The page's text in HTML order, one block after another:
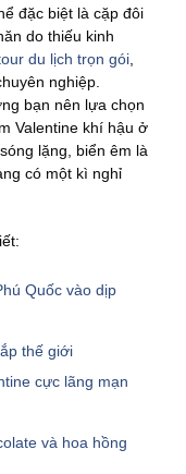
đặc biệt là cặp đôi
do thiếu kinh
du lịch trọn gói
nghiệp.
bạn nên lựa chọn
Valentine khí hậu ở
lặng, biển êm là
có một kì nghỉ
Quốc vào dịp
thế giới
cực lãng mạn
và hoa hồng